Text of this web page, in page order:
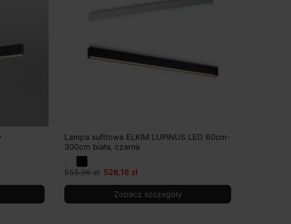
Lampa sufitowa ELKIM LUPINUS LED 60cm-
300cm biała, czarna
555,96 zł 528,16 zł
Zobacz szczegóły